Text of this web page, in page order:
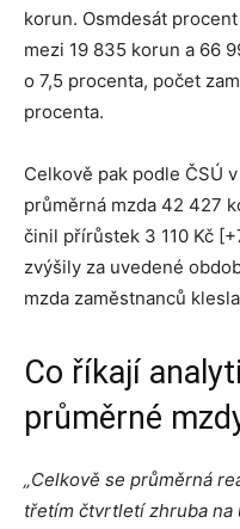
korun. Osmdesát
mezi 19 835 korun a 66
o 7,5 procenta, počet
procenta.
Celkově pak podle ČSÚ
průměrná mzda 42 427
činil přírůstek 3 110 Kč
zvýšily za uvedené
mzda zaměstnanců
Co říkají
průměrné
„Celkově se průměrná
třetím čtvrtletí zhruba na